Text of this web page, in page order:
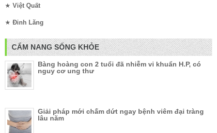
★ Việt Quất
★ Đinh Lăng
CẨM NANG SỐNG KHỎE
Bàng hoàng con 2 tuổi đã nhiễm vi khuẩn H.P, có
nguy cơ ung thư
Giải pháp mới chấm dứt ngay bệnh viêm đại tràng
lâu năm